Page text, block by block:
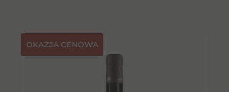
OKAZJA CENOWA